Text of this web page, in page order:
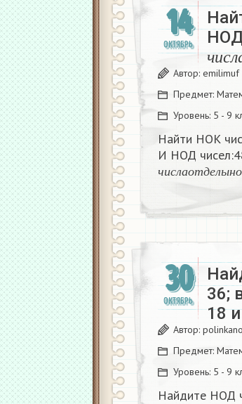
14
ОКТЯБРЬ
НОД
ч и сл
чис
Автор: emilimuf
Предмет:
Уровень: 5 - 9
Найти НОК
И НОД
ч и сл а о т д ел ын о
числаотделы
30
ОКТЯБРЬ
36;
18
Автор:
Предмет:
Уровень: 5 - 9
Найдите НОД